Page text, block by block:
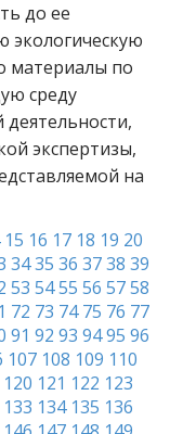
до ее
экологическую
материалы по
среду
экспертизы,
на
15 16 17 18 19 20
3435 36 3738 39
53 5455 56 5758
72 73 74 75 76 77
91 92 93 9495 96
107 108 109 110
120 121 122 123
133 134 135 136